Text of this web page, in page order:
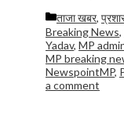
Categories
ताजा खबर,
Breaking News,
Yadav, MP
MP breaking
NewspointMP,
a comment